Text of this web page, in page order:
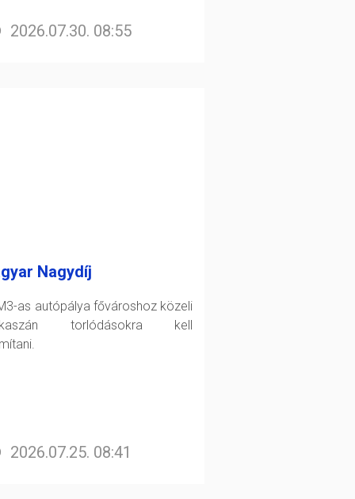
2026.07.30. 08:55
Nagydíj
as autópálya fővároshoz közeli
torlódásokra kell
2026.07.25. 08:41